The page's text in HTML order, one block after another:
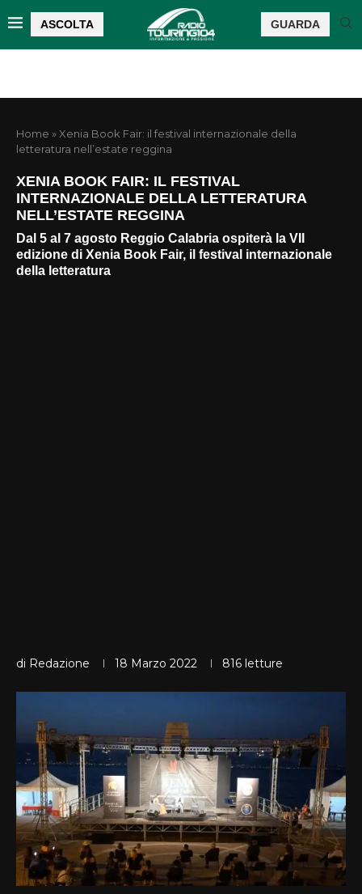
ASCOLTA GUARDA
Home »Xenia Book Fair: il festival internazionale della
letteratura nell’estate reggina
XENIA BOOK FAIR: IL FESTIVAL
INTERNAZIONALE DELLA LETTERATURA
NELL’ESTATE REGGINA
Dal 5 al 7 agosto Reggio Calabria ospiterà la VII
edizione di Xenia Book Fair, il festival internazionale
della letteratura
di Redazione 18 Marzo 2022 816 letture